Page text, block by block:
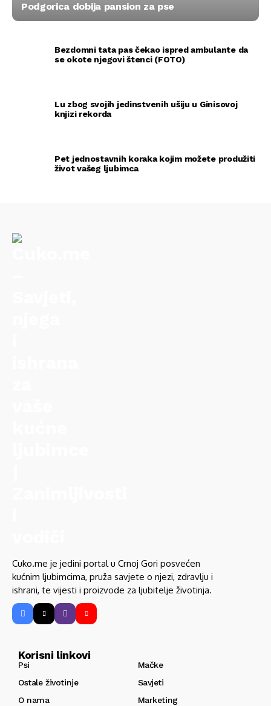
Podgorica dobija pansion za pse
Bezdomni tata pas čekao ispred ambulante da
se okote njegovi štenci (FOTO)
Lu zbog svojih jedinstvenih ušiju u Ginisovoj
knjizi rekorda
Pet jednostavnih koraka kojim možete produžiti
život vašeg ljubimca
Cuko.me je jedini portal u Crnoj Gori posvećen
kućnim ljubimcima, pruža savjete o njezi, zdravlju i
ishrani, te vijesti i proizvode za ljubitelje životinja.
Korisni linkovi
Psi
Mačke
Ostale životinje
Savjeti
O nama
Marketing